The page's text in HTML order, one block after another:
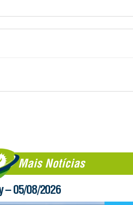
Mais Notícias
– 05/08/2026